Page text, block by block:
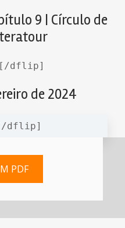
9 | Círculo de
dflip]
de 2024
dflip]
PDF